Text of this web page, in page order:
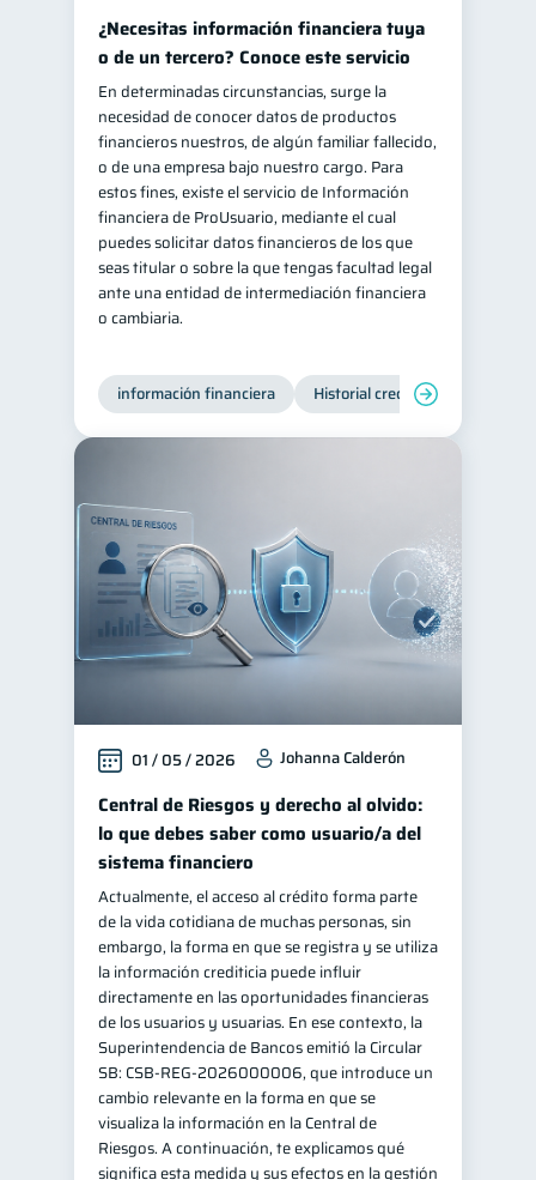
Finanzas para mujeres 20
Seguridad financiera 13
Salud financiera 12
Productos financieros 11
Organización Financiera 10
Deudas 10
Entidad financiera
Préstamos 8 Ahorro 8
Consejos
Tarjeta de crédito
Ciberseguridad
Superintendencia de Bancos
Cuenta Abandonada
Inversiones 2
Finanzas Personales 1
Finanzas en Pareja
Mipymes 1
Información financiera
inversiones 1 ahorro 1
Retiro 1 Doble sueldo
Gasto responsable 1
información financiera 1
¿Necesitas información financiera tuya
o de un tercero? Conoce este servicio
En determinadas circunstancias, surge la
necesidad de conocer datos de productos
financieros nuestros, de algún familiar fallecido,
o de una empresa bajo nuestro cargo. Para
estos fines, existe el servicio de Información
financiera de ProUsuario, mediante el cual
puedes solicitar datos financieros de los que
seas titular o sobre la que tengas facultad legal
ante una entidad de intermediación financiera
o cambiaria.
información financiera Historial crediticio
01 / 05 / 2026 Johanna Calderón
Central de Riesgos y derecho al olvido:
lo que debes saber como usuario/a del
sistema financiero
Actualmente, el acceso al crédito forma parte
de la vida cotidiana de muchas personas, sin
embargo, la forma en que se registra y se utiliza
la información crediticia puede influir
directamente en las oportunidades financieras
de los usuarios y usuarias. En ese contexto, la
Superintendencia de Bancos emitió la Circular
SB: CSB-REG-2026000006, que introduce un
cambio relevante en la forma en que se
visualiza la información en la Central de
Riesgos. A continuación, te explicamos qué
significa esta medida y sus efectos en la gestión